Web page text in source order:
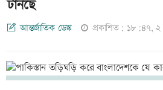
টানছে
আন্তর্জাতিক ডেস্ক প্রকাশিত: ১৮:৪৭, ২